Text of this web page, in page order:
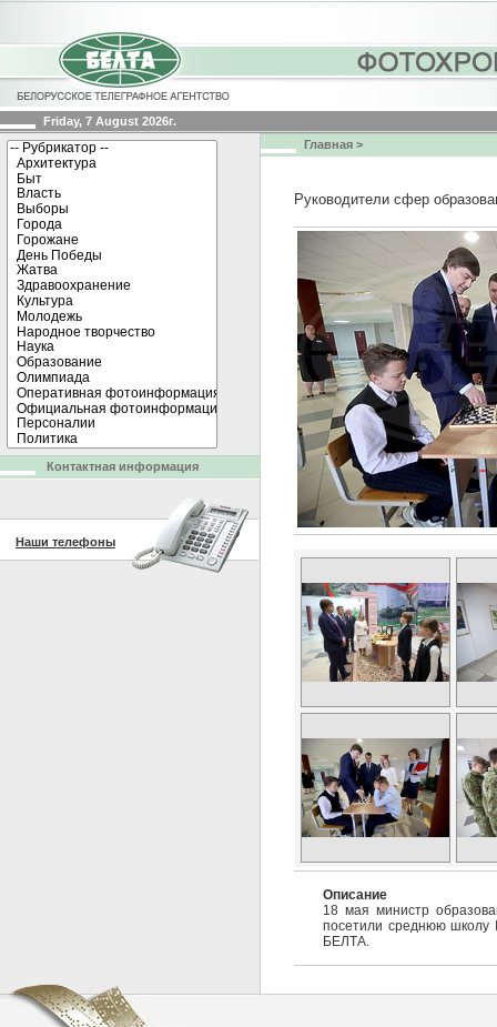
Friday, 7 August 2026г.
Главная >
Руководители сфер
Описание
18 мая министр
посетили среднюю
БЕЛТА.
Контактная информация
Наши телефоны